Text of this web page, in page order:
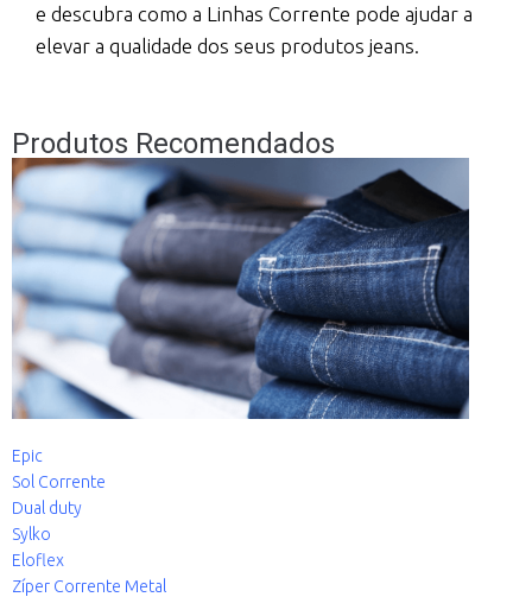
e descubra como a Linhas Corrente pode ajudar a
elevar a qualidade dos seus produtos jeans.
Produtos Recomendados
Epic
Sol Corrente
Dual duty
Sylko
Eloflex
Zíper Corrente Metal